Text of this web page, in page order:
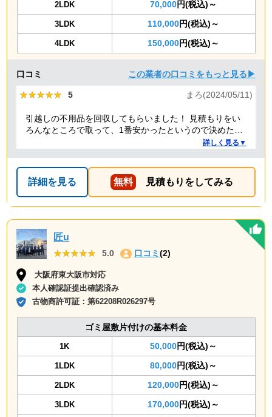
2LDK 70,000円(税込)～
3LDK 110,000円(税込)～
4LDK 150,000円(税込)～
口コミ この業者の口コミをもっと見る▶
★★★★★
★★★★★ 5 まろ(2024/05/11)
引越しの不用品を回収してもらいました！ 見積もりをい
ろんなところで取って、1番安かったというので決めたの
ですが、 対応や話し方も、丁寧で優しく、 作業自体も素
詳しく見る▼
詳細を見る 無料 見積もりをしてみる
匠u
★★★★★
★★★★★ 5.0 口コミ (2)
大阪府東大阪市対応
本人確認証提出確認済み
古物商許可証：第62208R026297号
ゴミ屋敷片付けの基本料金
1K 50,000円(税込)～
1LDK 80,000円(税込)～
2LDK 120,000円(税込)～
3LDK 170,000円(税込)～